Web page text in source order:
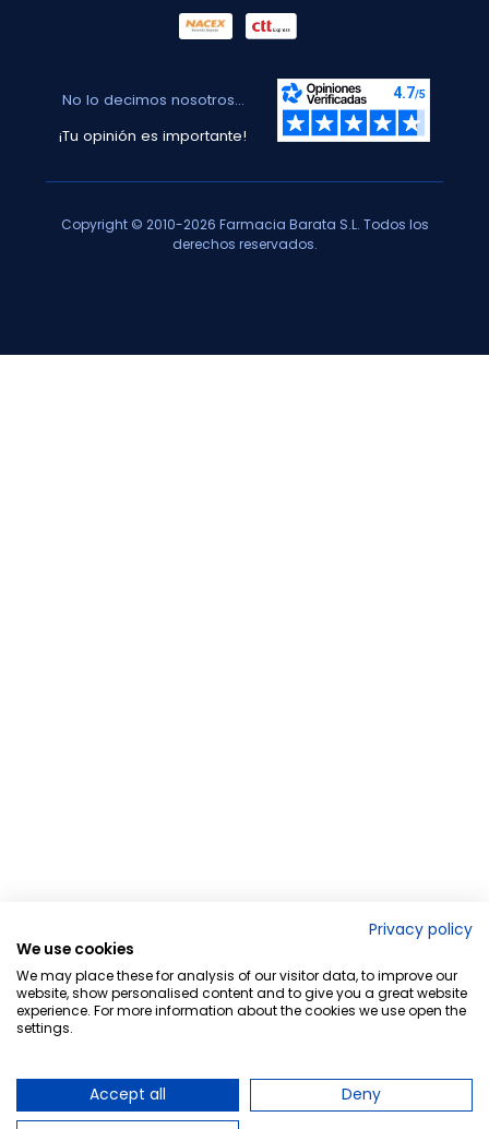
No lo decimos nosotros...
¡Tu opinión es importante!
Copyright © 2010-2026 Farmacia Barata S.L. Todos los
derechos reservados.
Privacy policy
We use cookies
We may place these for analysis of our visitor data, to improve our
website, show personalised content and to give you a great website
experience. For more information about the cookies we use open the
settings.
Accept all
Deny